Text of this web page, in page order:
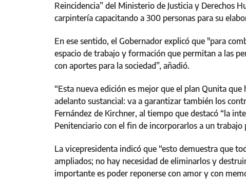
Reincidencia” del Ministerio de Justicia y Derechos
carpintería capacitando a 300 personas para su
En ese sentido, el Gobernador explicó que "para
espacio de trabajo y formación que permitan a las
con aportes para la sociedad”, añadió.
“Esta nueva edición es mejor que el plan Qunita
adelanto sustancial: va a garantizar también los
Fernández de Kirchner, al tiempo que destacó “la
Penitenciario con el fin de incorporarlos a un
La vicepresidenta indicó que “esto demuestra que
ampliados; no hay necesidad de eliminarlos y
importante es poder reponerse con amor y con